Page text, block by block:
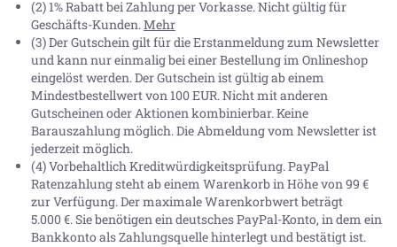
(2) 1% Rabatt bei Zahlung per Vorkasse. Nicht gültig für
Geschäfts-Kunden.Mehr
(3) Der Gutschein gilt für die Erstanmeldung zum Newsletter
und kann nur einmalig bei einer Bestellung im Onlineshop
eingelöst werden. Der Gutschein ist gültig ab einem
Mindestbestellwert von 100 EUR. Nicht mit anderen
Gutscheinen oder Aktionen kombinierbar. Keine
Barauszahlung möglich. Die Abmeldung vom Newsletter ist
jederzeit möglich.
(4) Vorbehaltlich Kreditwürdigkeitsprüfung. PayPal
Ratenzahlung steht ab einem Warenkorb in Höhe von99 €
zur Verfügung. Der maximale Warenkorbwert beträgt
5.000 €. Sie benötigen ein deutsches PayPal-Konto, in dem ein
Bankkonto als Zahlungsquelle hinterlegt und bestätigt ist.